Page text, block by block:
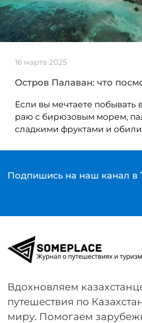
16 марта 2025
Остров Палаван: что
Если вы мечтаете побывать
раю с бирюзовым морем,
сладкими фруктами и
Подпишись на наш канал в
Вдохновляем
путешествия по
миру. Помогаем